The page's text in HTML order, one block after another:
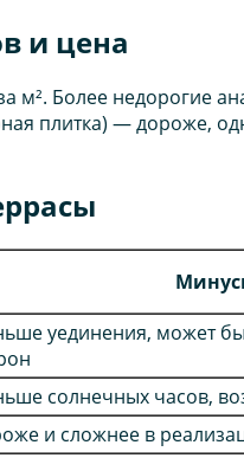
и цена
м². Более недорогие
плитка) — дороже,
уединения, может
солнечных часов,
и сложнее в